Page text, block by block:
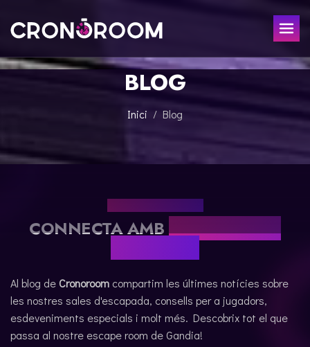
CLASSE DE POCIONS
RESERVAR
ESPAÑOL
ENGLISH
BLOG
Inici Blog
CONNECTA AMBLES NOSTRES
Al blog de Cronoroom compartim les últimes notícies sobre
les nostres sales d'escapada, consells per a jugadors,
esdeveniments especials i molt més. Descobrix tot el que
passa al nostre escape room de Gandia!